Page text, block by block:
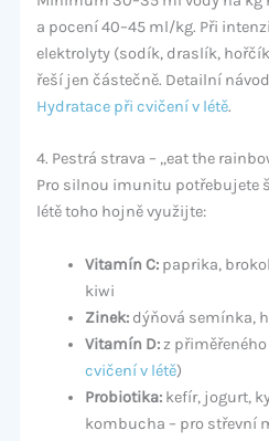
a pocení 40–45 ml/kg. Při
elektrolyty (sodík, draslík,
řeší jen částečně. Detailní
Hydratace při cvičení v létě.
4. Pestrá strava – „eat the
Pro silnou imunitu potřebujete
létě toho hojně využijte:
Vitamín C:paprika,
kiwi
Zinek:dýňová semínka,
Vitamín D:z
cvičení v létě)
Probiotika:kefír, jogurt,
kombucha – pro střevní